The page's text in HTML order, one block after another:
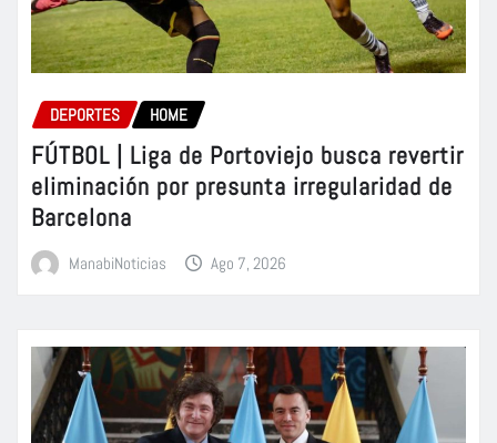
DEPORTES HOME
FÚTBOL | Liga de Portoviejo busca revertir
eliminación por presunta irregularidad de
Barcelona
ManabiNoticias Ago 7, 2026